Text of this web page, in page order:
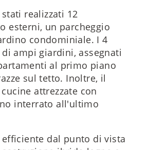
realizzati 12
esterni, un parcheggio
condominiale. I 4
ampi giardini, assegnati
al primo piano
sul tetto. Inoltre, il
attrezzate con
interrato all'ultimo
dal punto di vista